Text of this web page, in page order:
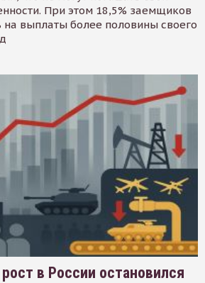
При этом 18,5% заемщиков
выплаты более половины своего
в России остановился